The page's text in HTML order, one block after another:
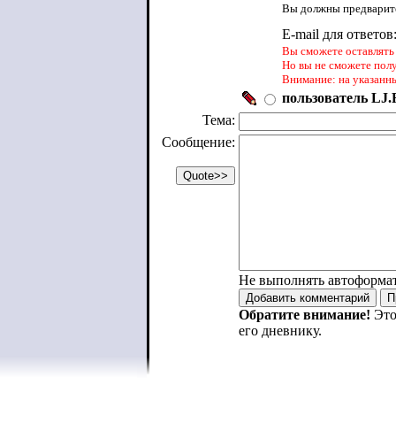
Вы должны
E-mail для
Вы сможете
Но вы не сможете
Внимание: на
пользователь
Тема:
Сообщение:
Не выполнять
Обратите внимание!
его дневнику.